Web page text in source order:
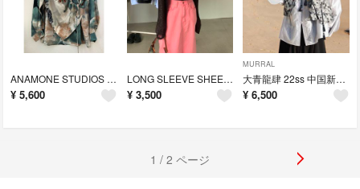
ANAMONE STUDIOS 23ss 水墨 アシンメトリーシェイプ ブラウス
¥ 5,600
LONG SLEEVE SHEER KNIT TOP
¥ 3,500
MURRAL
大青龍肆 22ss 中国新旧デザイン スリーブシャツ
¥ 6,500
1 / 2 ページ